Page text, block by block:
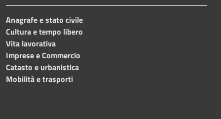
Anagrafe e stato civile
Cultura e tempo libero
Vita lavorativa
Imprese e Commercio
Catasto e urbanistica
Mobilità e trasporti